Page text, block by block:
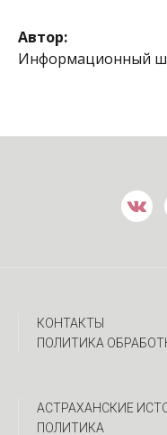
Автор:
Информационный
КОНТАКТЫ
ПОЛИТИКА
АСТРАХАНСКИЕ
ПОЛИТИКА